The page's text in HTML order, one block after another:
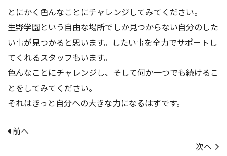
とにかく色んなことにチャレンジしてみてください。
生野学園という自由な場所でしか見つからない自分のした
い事が見つかると思います。したい事を全力でサポートし
てくれるスタッフもいます。
色んなことにチャレンジし、そして何か一つでも続けるこ
とをしてみてください。
それはきっと自分への大きな力になるはずです。
前へ
次へ